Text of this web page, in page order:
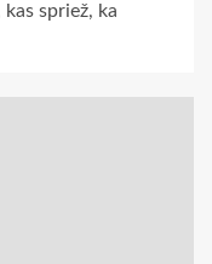
spriež, ka